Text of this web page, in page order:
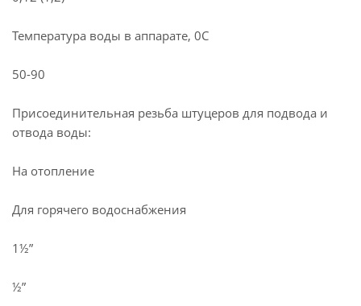
Температура воды в аппарате, 0С
50-90
Присоединительная резьба штуцеров для подвода и
отвода воды:
На отопление
Для горячего водоснабжения
1½”
½”